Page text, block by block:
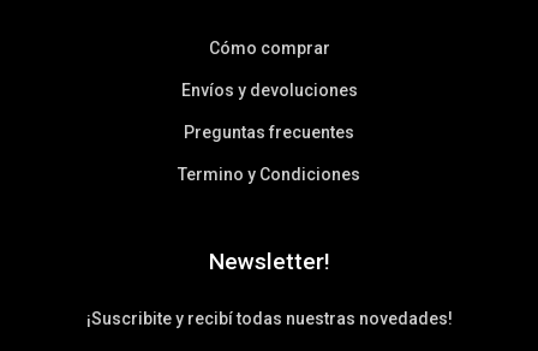
Cómo comprar
Envíos y devoluciones
Preguntas frecuentes
Termino y Condiciones
Newsletter!
¡Suscribite y recibí todas nuestras novedades!